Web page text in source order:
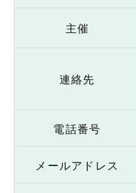
主催
連絡先
電話番号
メールアドレス